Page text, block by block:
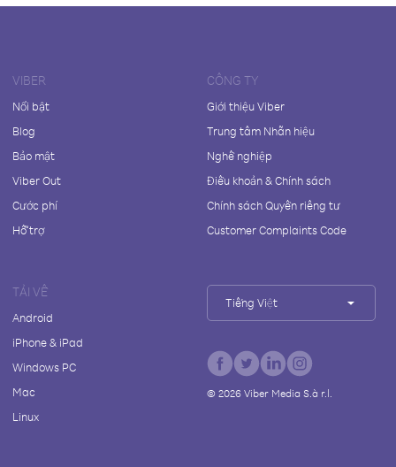
VIBER
Nổi bật
Blog
Bảo mật
Viber Out
Cước phí
Hỗ trợ
CÔNG TY
Giới thiệu Viber
Trung tâm Nhãn hiệu
Nghề nghiệp
Điều khoản & Chính sách
Chính sách Quyền riêng tư
Customer Complaints Code
TẢI VỀ
Android
iPhone & iPad
Windows PC
Mac
Linux
Tiếng Việt
© 2026Viber Media S.à r.l.